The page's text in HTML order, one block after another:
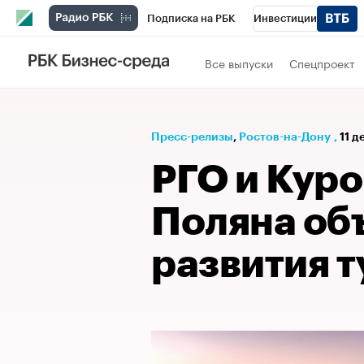
Подписка на РБК Инвестиции
Телеканал
Спецпроекты Проверка контрагентов
Все выпуски Спецпроект
Пресс-релизы⁠, Ростов-на-Дону , 11
РГО и
Поляна
развития